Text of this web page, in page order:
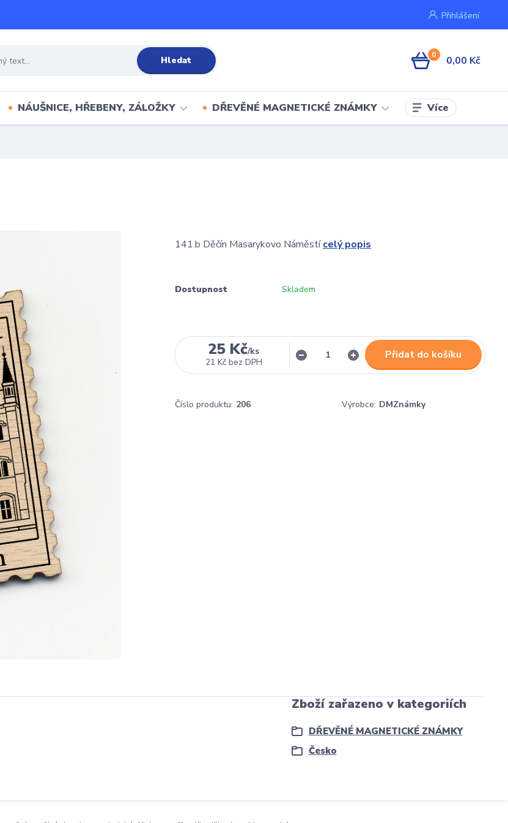
Přihlášení
Hledat 0 0,00 Kč
NÁUŠNICE, HŘEBENY, ZÁLOŽKY DŘEVĚNÉ MAGNETICKÉ ZNÁMKY Více
141.b Děčín Masarykovo Náměstícelý popis
Dostupnost Skladem
25 Kč/ks
21 Kč bez DPH
Přidat do košíku
Číslo produktu: 206 Výrobce: DMZnámky
Zboží zařazeno v kategoriích
DŘEVĚNÉ MAGNETICKÉ ZNÁMKY
Česko